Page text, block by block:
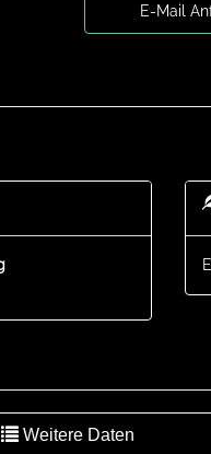
E-Mail
Weitere Daten